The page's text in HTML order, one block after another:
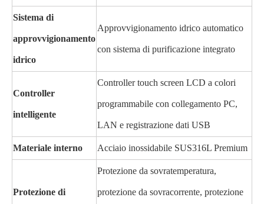
Sistema di
approvvigionamento
idrico
Approvvigionamento idrico automatico
con sistema di purificazione integrato
Controller
intelligente
Controller touch screen LCD a colori
programmabile con collegamento PC,
LAN e registrazione dati USB
Materiale interno Acciaio inossidabile SUS316L Premium
Protezione di
Protezione da sovratemperatura,
protezione da sovracorrente, protezione